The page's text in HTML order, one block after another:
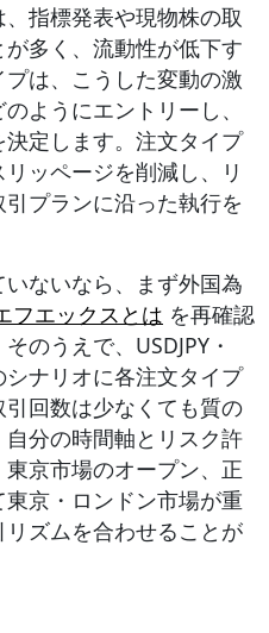
指標発表や現物株の取
多く、流動性が低下す
は、こうした変動の激
ようにエントリーし、
定します。注文タイプ
ッページを削減し、リ
プランに沿った執行を
ないなら、まず外国為
フエックスとは を再確認
のうえで、USDJPY・
シナリオに各注文タイプ
回数は少なくても質の
分の時間軸とリスク許
京市場のオープン、正
京・ロンドン市場が重
ズムを合わせることが